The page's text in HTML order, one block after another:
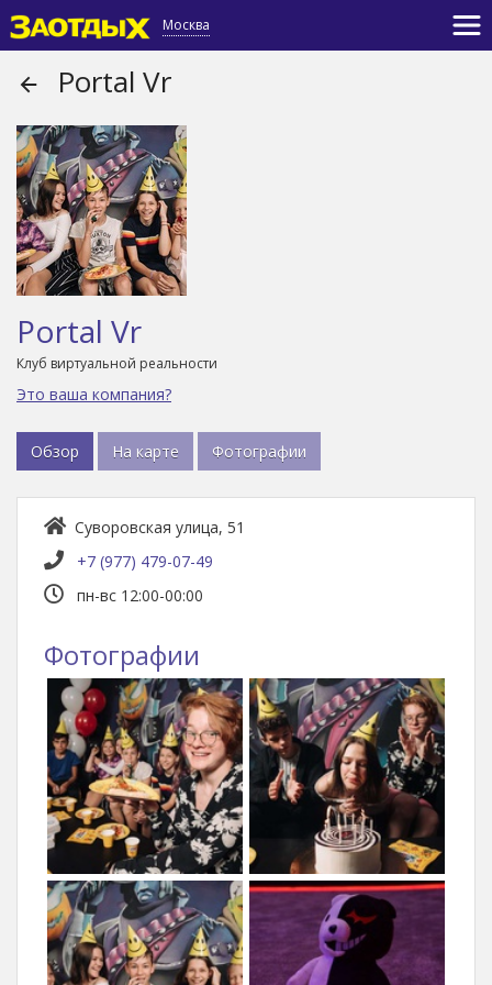
Москва
Portal Vr
Portal Vr
Клуб виртуальной реальности
Это ваша компания?
Обзор На карте Фотографии
Суворовская улица, 51
+7 (977) 479-07-49
пн-вс 12:00-00:00
Фотографии